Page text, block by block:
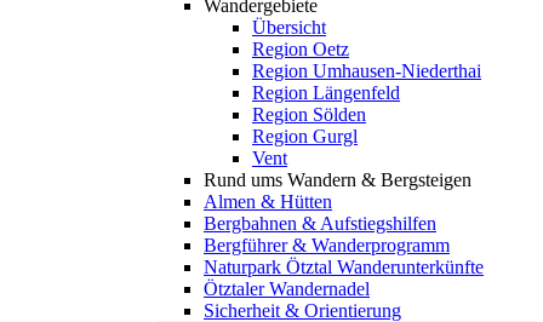
Wandergebiete
Übersicht
Region Oetz
Region Umhausen-Niederthai
Region Längenfeld
Region Sölden
Region Gurgl
Vent
Rund ums Wandern & Bergsteigen
Almen & Hütten
Bergbahnen & Aufstiegshilfen
Bergführer & Wanderprogramm
Naturpark Ötztal Wanderunterkünfte
Ötztaler Wandernadel
Sicherheit & Orientierung